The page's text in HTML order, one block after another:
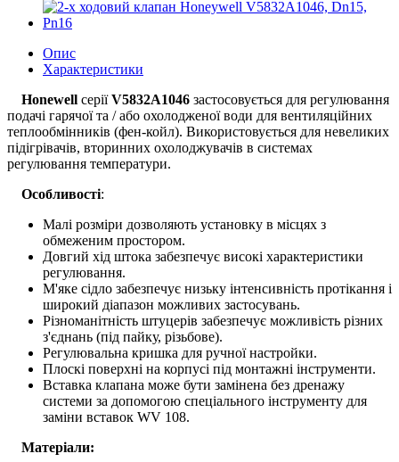
Опис
Характеристики
Honewell серії V5832A1046 застосовується для регулювання
подачі гарячої та / або охолодженої води для вентиляційних
теплообмінників (фен-койл). Використовується для невеликих
підігрівачів, вторинних охолоджувачів в системах
регулювання температури.
Особливості:
Малі розміри дозволяють установку в місцях з
обмеженим простором.
Довгий хід штока забезпечує високі характеристики
регулювання.
М'яке сідло забезпечує низьку інтенсивність протікання і
широкий діапазон можливих застосувань.
Різноманітність штуцерів забезпечує можливість різних
з'єднань (під пайку, різьбове).
Регулювальна кришка для ручної настройки.
Плоскі поверхні на корпусі під монтажні інструменти.
Вставка клапана може бути замінена без дренажу
системи за допомогою спеціального інструменту для
заміни вставок WV 108.
Матеріали: